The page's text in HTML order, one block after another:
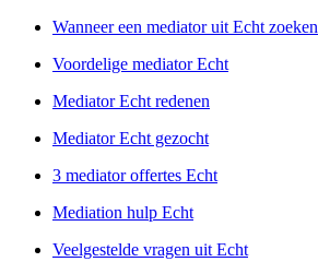
Wanneer een mediator uit Echt zoeken
Voordelige mediator Echt
Mediator Echt redenen
Mediator Echt gezocht
3 mediator offertes Echt
Mediation hulp Echt
Veelgestelde vragen uit Echt